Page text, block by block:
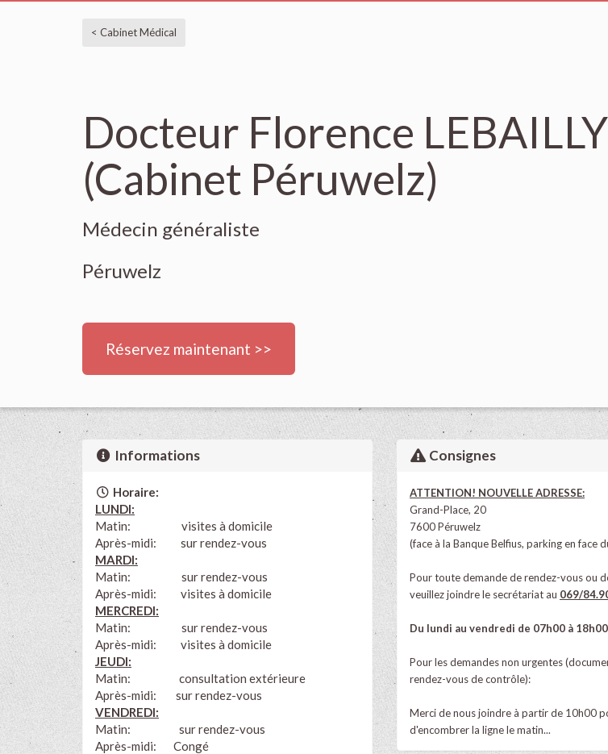
< Cabinet Médical
Docteur Florence LEBAILLY
(Cabinet Péruwelz)
Médecin généraliste
Péruwelz
Réservez maintenant >>
Informations
Horaire:
LUNDI:
Matin: visites à domicile
Après-midi: sur rendez-vous
MARDI:
Matin: sur rendez-vous
Après-midi: visites à domicile
MERCREDI:
Matin:
sur rendez-vous
Après-midi: visites à domicile
JEUDI:
Matin: consultation extérieure
Après-midi: sur rendez-vous
VENDREDI:
Matin: sur rendez-vous
Après-midi: Congé
Consignes
ATTENTION! NOUVELLE ADRESSE:
Grand-Place, 20
7600 Péruwelz
(face à la Banque Belfius, parking en face
Pour toute demande de rendez-vous ou
veuillez joindre le secrétariat au 069/
Du lundi au vendredi de 07h00 à
Pour les demandes non urgentes
rendez-vous de contrôle):
Merci de nous joindre à partir de 10h00
d'encombrer la ligne le matin...